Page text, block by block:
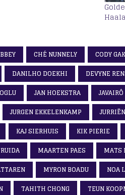
CHÉ NUNNELY
CODY
DANILHO DOEKHI
DEVYNE
JAN HOEKSTRA
JURGEN EKKELENKAMP
KAJ SIERHUIS KIK PIERIE
MAARTEN PAES
MATS
MYRON BOADU NOA
TAHITH CHONG
TEUN